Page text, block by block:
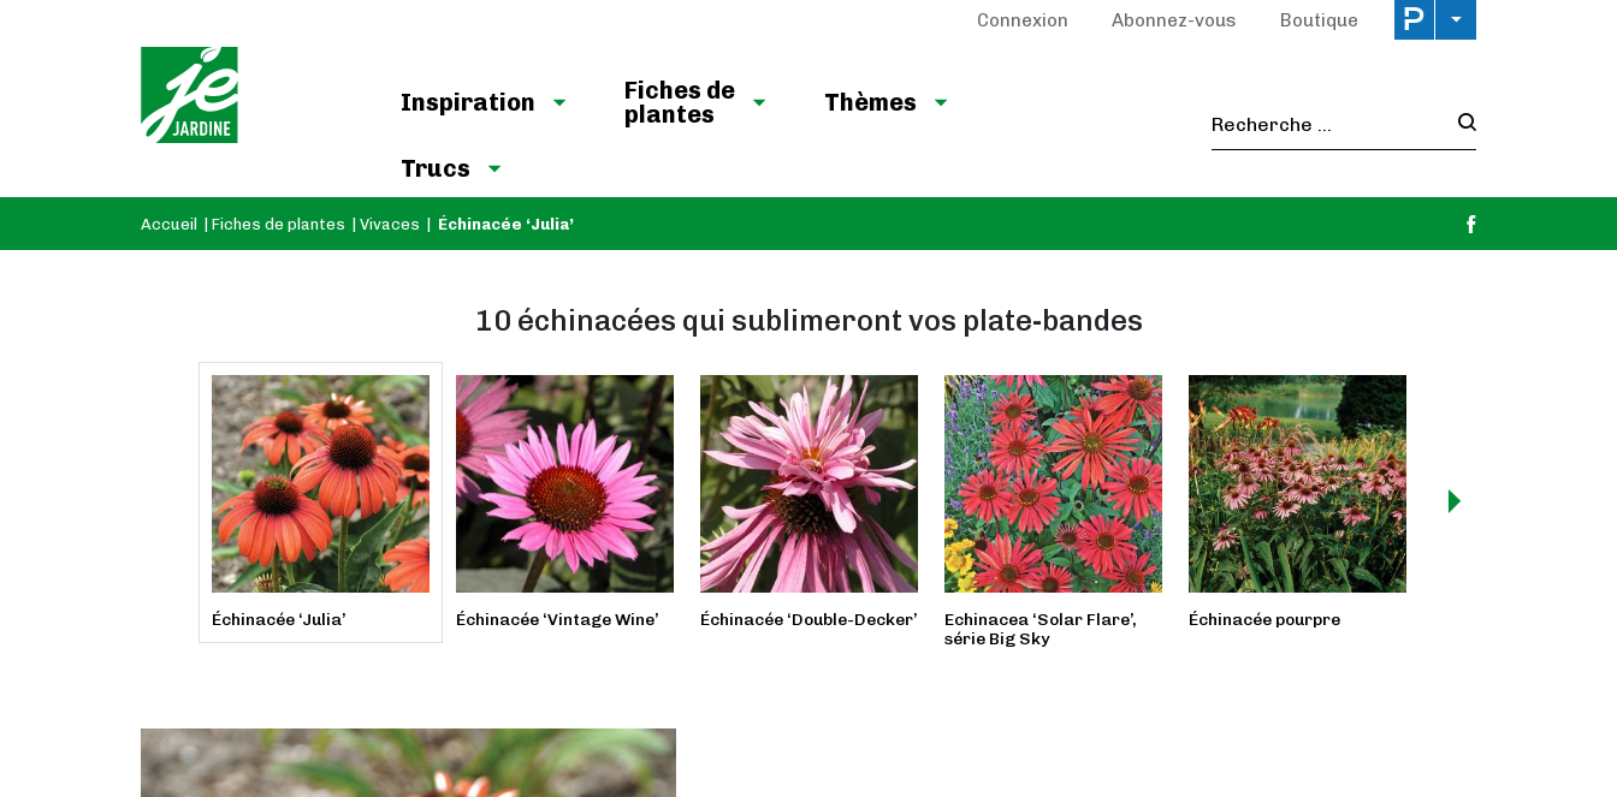
Connexion Abonnez-vous Boutique
Inspiration
Fiches de
plantes
Thèmes
Trucs
Recherche :
Accueil Fiches de plantes Vivaces Échinacée ‘Julia’
10 échinacées qui sublimeront vos plate-bandes
Échinacée ‘Julia’ Échinacée ‘Vintage Wine’ Échinacée ‘Double-Decker’
Echinacea ‘Solar Flare’,
série Big Sky
Échinacée pourpre